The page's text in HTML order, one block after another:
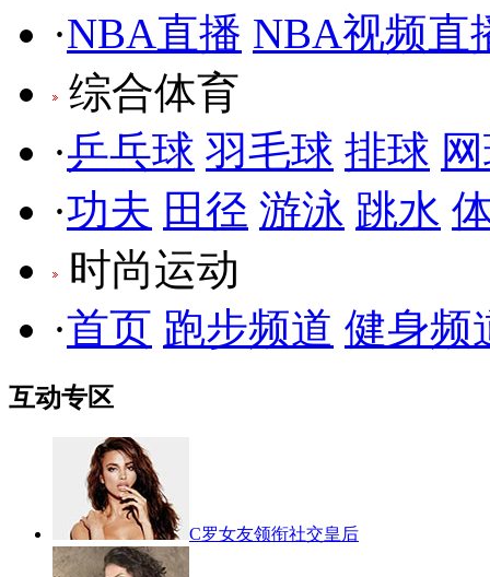
·NBA直播 NBA视频直
综合体育
·乒乓球 羽毛球 排球
·功夫 田径 游泳 跳水
时尚运动
·首页 跑步频道 健身频
互动专区
C罗女友领衔社交皇后